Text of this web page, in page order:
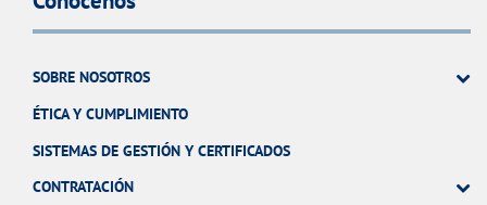
SOBRE NOSOTROS
ÉTICA Y CUMPLIMIENTO
SISTEMAS DE GESTIÓN Y CERTIFICADOS
CONTRATACIÓN